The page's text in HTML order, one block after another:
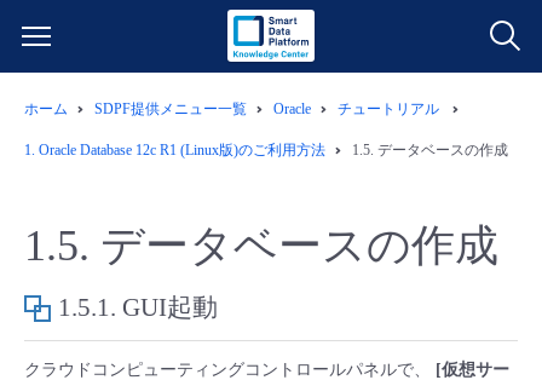
サービス一覧
クラウド/サーバー
ネットワーク
データ利活用
クラウド/サーバー
料金情報
料金シミュレーター
ホーム SDPF提供メニュー一覧 Oracle チュートリアル
1. Oracle Database 12c R1 (Linux版)のご利用方法 1.5. データベースの作成
1.5. データベースの作成
1.5.1. GUI起動
クラウドコンピューティングコントロールパネルで、 [仮想サー